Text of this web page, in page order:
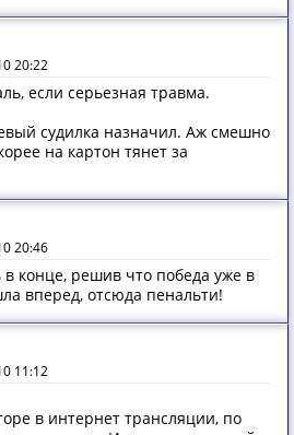
20:22
если серьезная травма.
судилка назначил. Аж смешно
на картон тянет за
20:46
в конце, решив что победа уже в
вперед, отсюда пенальти!
11:12
в интернет трансляции, по